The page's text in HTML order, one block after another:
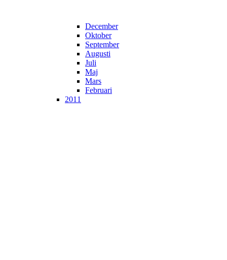
December
Oktober
September
Augusti
Juli
Maj
Mars
Februari
2011